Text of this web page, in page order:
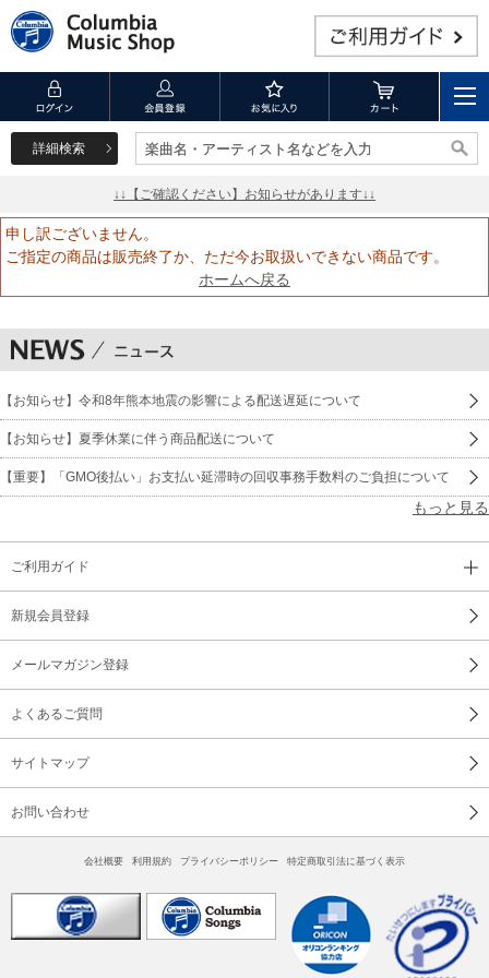
詳細検索 楽曲名・アーティスト名などを入力
楽曲名・アーティスト名などを入力
↓↓【ご確認ください】お知らせがあります↓↓
申し訳ございません。
ご指定の商品は販売終了か、ただ今お取扱いできない商品です。
ホームへ戻る
【お知らせ】令和8年熊本地震の影響による配送遅延について
【お知らせ】夏季休業に伴う商品配送について
【重要】「GMO後払い」お支払い延滞時の回収事務手数料のご負担について
もっと見る
ご利用ガイド
新規会員登録
メールマガジン登録
よくあるご質問
サイトマップ
お問い合わせ
会社概要 利用規約 プライバシーポリシー 特定商取引法に基づく表示